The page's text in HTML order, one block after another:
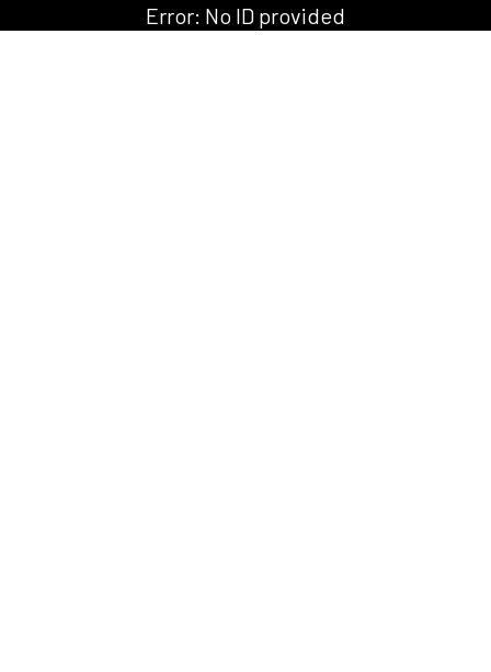
Error: No ID provided